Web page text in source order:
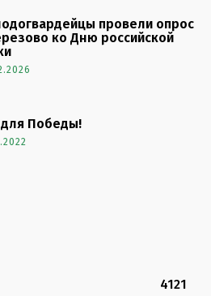
провели опрос
ко Дню российской
для Победы!
4121